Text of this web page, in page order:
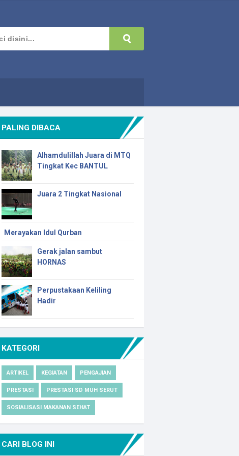
PALING DIBACA
Alhamdulillah Juara di MTQ
Tingkat Kec BANTUL
Juara 2 Tingkat Nasional
Merayakan Idul Qurban
Gerak jalan sambut
HORNAS
Perpustakaan Keliling
Hadir
KATEGORI
ARTIKEL KEGIATAN PENGAJIAN
PRESTASI PRESTASI SD MUH SERUT
SOSIALISASI MAKANAN SEHAT
CARI BLOG INI